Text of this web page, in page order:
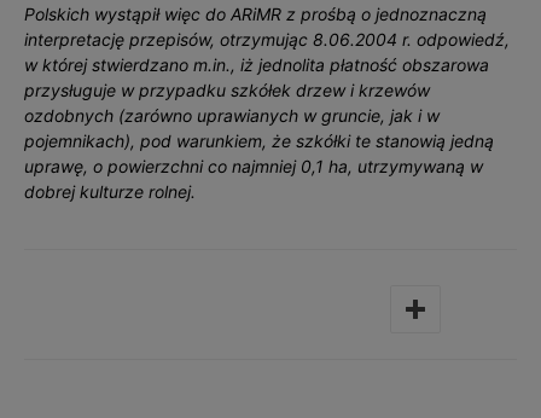
Polskich wystąpił więc do ARiMR z prośbą o jednoznaczną
interpretację przepisów, otrzymując 8.06.2004 r. odpowiedź,
w której stwierdzano m.in., iż jednolita płatność obszarowa
przysługuje w przypadku szkółek drzew i krzewów
ozdobnych (zarówno uprawianych w gruncie, jak i w
pojemnikach), pod warunkiem, że szkółki te stanowią jedną
uprawę, o powierzchni co najmniej 0,1 ha, utrzymywaną w
dobrej kulturze rolnej.